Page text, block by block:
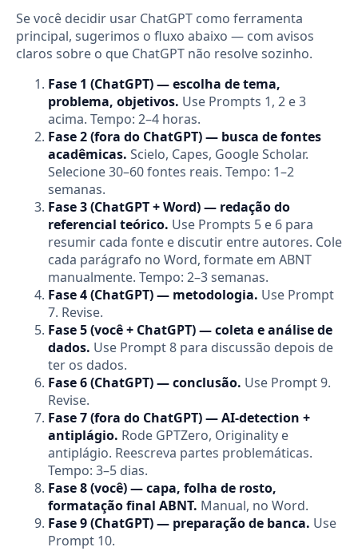
Se você decidir usar ChatGPT como ferramenta
principal, sugerimos o fluxo abaixo — com avisos
claros sobre o que ChatGPT não resolve sozinho.
Fase 1 (ChatGPT) — escolha de tema,
problema, objetivos. Use Prompts 1, 2 e 3
acima. Tempo: 2–4 horas.
Fase 2 (fora do ChatGPT) — busca de fontes
acadêmicas. Scielo, Capes, Google Scholar.
Selecione 30–60 fontes reais. Tempo: 1–2
semanas.
Fase 3 (ChatGPT + Word) — redação do
referencial teórico. Use Prompts 5 e 6 para
resumir cada fonte e discutir entre autores. Cole
cada parágrafo no Word, formate em ABNT
manualmente. Tempo: 2–3 semanas.
Fase 4 (ChatGPT) — metodologia. Use Prompt
7. Revise.
Fase 5 (você + ChatGPT) — coleta e análise de
dados. Use Prompt 8 para discussão depois de
ter os dados.
Fase 6 (ChatGPT) — conclusão. Use Prompt 9.
Revise.
Fase 7 (fora do ChatGPT) — AI-detection +
antiplágio. Rode GPTZero, Originality e
antiplágio. Reescreva partes problemáticas.
Tempo: 3–5 dias.
Fase 8 (você) — capa, folha de rosto,
formatação final ABNT. Manual, no Word.
Fase 9 (ChatGPT) — preparação de banca. Use
Prompt 10.